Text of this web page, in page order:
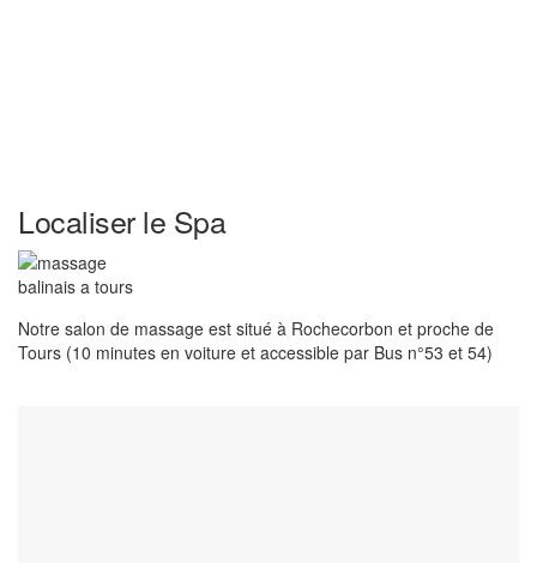
Localiser le Spa
Notre salon de massage est situé à Rochecorbon et proche de
Tours (10 minutes en voiture et accessible par Bus n°53 et 54)